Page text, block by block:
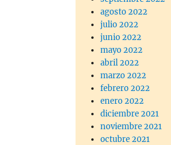
agosto 2022
julio 2022
junio 2022
mayo 2022
abril 2022
marzo 2022
febrero 2022
enero 2022
diciembre 2021
noviembre 2021
octubre 2021